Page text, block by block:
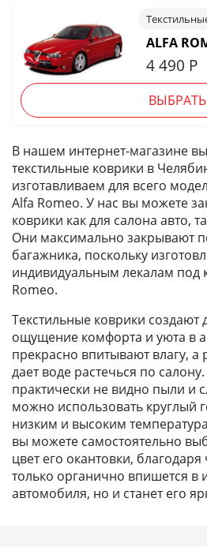
ALFA
4 490 Р
ВЫБРАТЬ
В нашем интернет-магазине
текстильные коврики в
изготавливаем для всего
Alfa Romeo. У нас вы можете
коврики как для салона авто,
Они максимально закрывают
багажника, поскольку
индивидуальным лекалам под
Romeo.
Текстильные коврики создают
ощущение комфорта и уюта в
прекрасно впитывают влагу, а
дает воде растечься по
практически не видно пыли и
можно использовать круглый
низким и высоким
вы можете самостоятельно
цвет его окантовки,
только органично впишется в
автомобиля, но и станет его